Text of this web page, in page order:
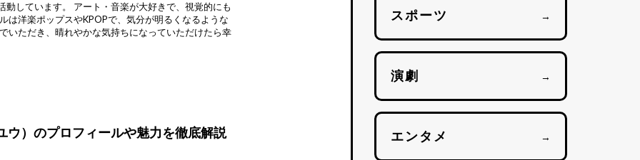
しています。 アート・音楽が大好きで、視覚的にも
は洋楽ポップスやKPOPで、気分が明るくなるような
いただき、晴れやかな気持ちになっていただけたら幸
ウ）のプロフィールや魅力を徹底解説
スポーツ →
演劇 →
エンタメ →